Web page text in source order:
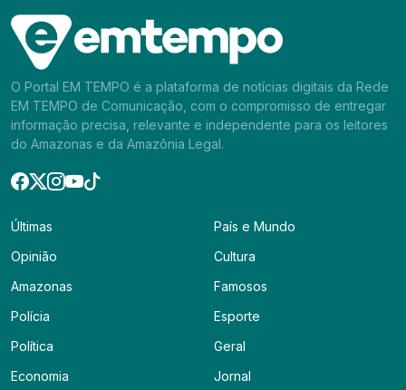
O Portal EM TEMPO é a plataforma de notícias digitais da Rede
EM TEMPO de Comunicação, com o compromisso de entregar
informação precisa, relevante e independente para os leitores
do Amazonas e da Amazônia Legal.
Últimas
Opinião
Amazonas
Polícia
Política
Economia
País e Mundo
Cultura
Famosos
Esporte
Geral
Jornal